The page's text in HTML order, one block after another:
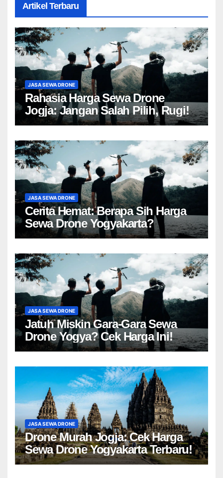
Artikel Terbaru
JASA SEWA DRONE
Rahasia Harga Sewa Drone
Jogja: Jangan Salah Pilih, Rugi!
JASA SEWA DRONE
Cerita Hemat: Berapa Sih Harga
Sewa Drone Yogyakarta?
JASA SEWA DRONE
Jatuh Miskin Gara-Gara Sewa
Drone Yogya? Cek Harga Ini!
JASA SEWA DRONE
Drone Murah Jogja: Cek Harga
Sewa Drone Yogyakarta Terbaru!